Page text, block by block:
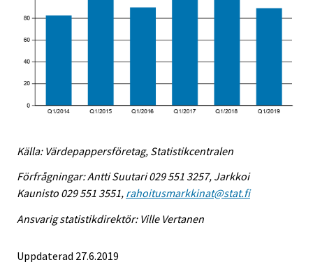
Källa: Värdepappersföretag, Statistikcentralen
Förfrågningar: Antti Suutari 029 551 3257, Jarkkoi
Kaunisto 029 551 3551, rahoitusmarkkinat@stat.fi
Ansvarig statistikdirektör: Ville Vertanen
Uppdaterad 27.6.2019